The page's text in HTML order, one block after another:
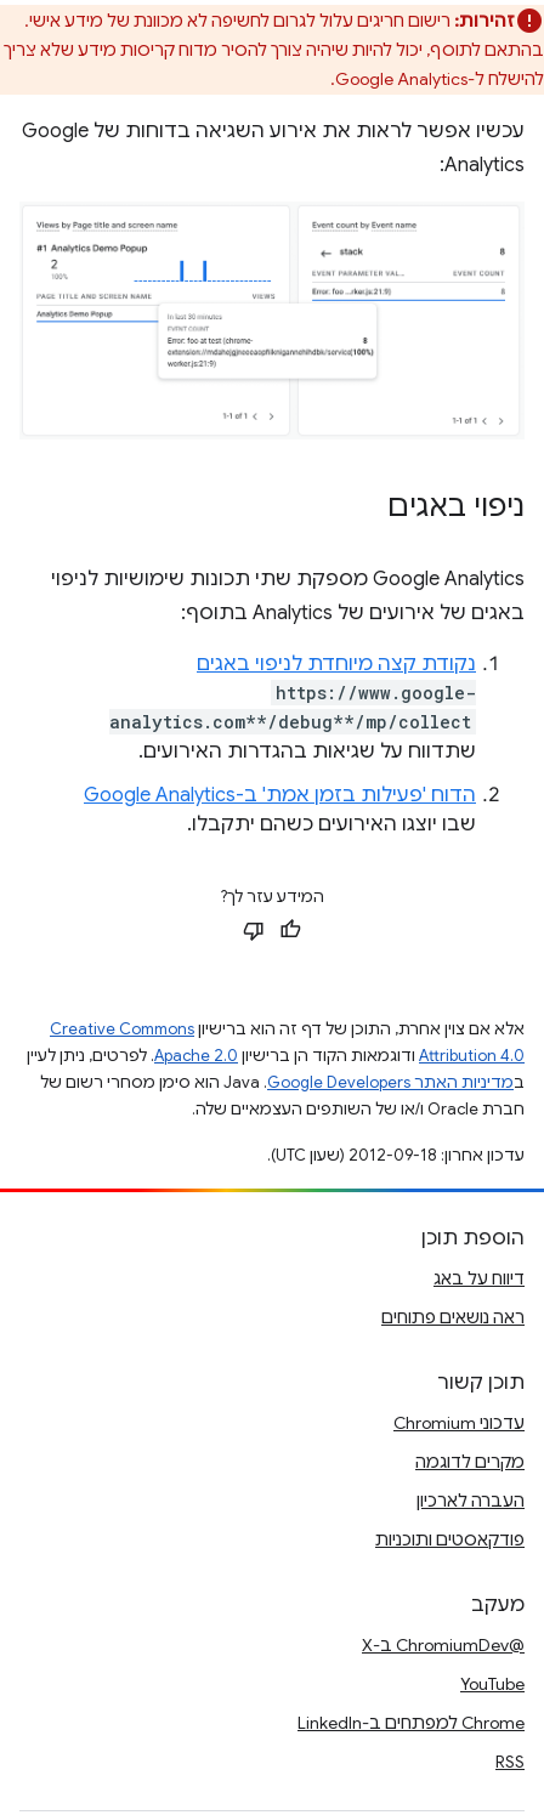
זהירות: רישום חריגים עלול לגרום לחשיפה לא מכוונת של מידע אישי.
בהתאם לתוסף, יכול להיות שיהיה צורך להסיר מדוח קריסות מידע שלא צריך
להישלח ל-Google Analytics.
עכשיו אפשר לראות את אירוע השגיאה בדוחות של Google
Analytics:
ניפוי באגים
‫Google Analytics מספקת שתי תכונות שימושיות לניפוי
באגים של אירועים של Analytics בתוסף:
נקודת קצה מיוחדת לניפוי באגים
https://www.google-
analytics.com**/debug**/mp/collect
שתדווח על שגיאות בהגדרות האירועים.
הדוח 'פעילות בזמן אמת' ב-Google Analytics
שבו יוצגו האירועים כשהם יתקבלו.
המידע עזר לך?
אלא אם צוין אחרת, התוכן של דף זה הוא ברישיוןCreative Commons
Attribution 4.0 ודוגמאות הקוד הן ברישיון Apache 2.0. לפרטים, ניתן לעיין
במדיניות האתר Google Developers‏
.‏ Java הוא סימן מסחרי רשום של
חברת Oracle ו/או של השותפים העצמאיים שלה.
עדכון אחרון: 2012-09-18 (שעון UTC).
הוספת תוכן
דיווח על באג
ראה נושאים פתוחים
תוכן קשור
עדכוני Chromium
מקרים לדוגמה
העברה לארכיון
פודקאסטים ותוכניות
מעקב
@ChromiumDev ב-X
YouTube
Chrome למפתחים ב-LinkedIn
RSS